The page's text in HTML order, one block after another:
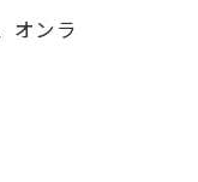
オンラ